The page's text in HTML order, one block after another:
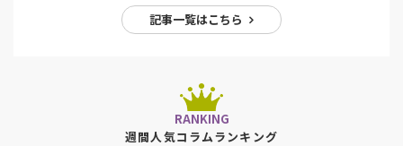
記事一覧はこちら
RANKING
週間人気コラムランキング